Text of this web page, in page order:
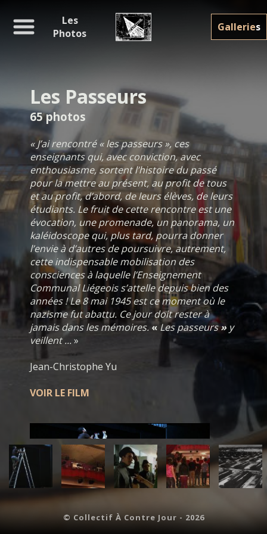
Les
Photos
Galleries
Les Passeurs
65 photos
« J’ai rencontré « les passeurs », ces
enseignants qui, avec conviction, avec
enthousiasme, sortent l’histoire du passé
pour la mettre au présent, au profit de tous
et au profit, d’abord, de leurs élèves, de leurs
étudiants. Le fruit de cette rencontre est une
évocation, une promenade, un panorama, un
kaléidoscope qui, plus tard, pourra donner
l’envie à d’autres de poursuivre, autrement,
cette indispensable mobilisation des
consciences à laquelle l’Enseignement
Communal Liégeois s’attelle depuis bien des
années ! Le 8 mai 1945 est ce moment où le
nazisme fut abattu. Ce jour doit rester à
jamais dans les mémoires. «Les passeurs»y
veillent ...»
Jean-Christophe Yu
VOIR LE FILM
© Collectif À Contre Jour - 2026